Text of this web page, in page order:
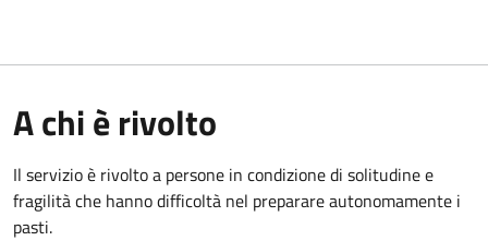
A chi è rivolto
Il servizio è rivolto a persone in condizione di solitudine e
fragilità che hanno difficoltà nel preparare autonomamente i
pasti.